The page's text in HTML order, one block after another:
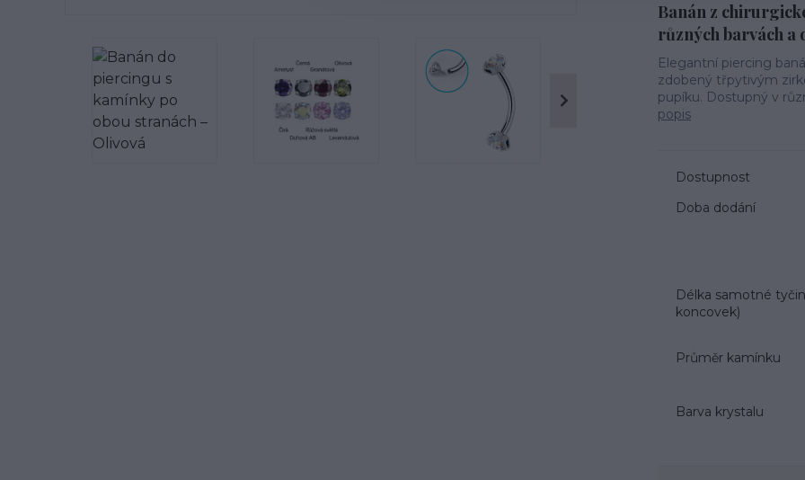
Banán z
různých barvách a
Elegantní piercing
zdobený třpytivým
pupíku. Dostupný v
popis
Dostupnost
Doba dodání
Délka samotné
koncovek)
Průměr kamínku
Barva krystalu